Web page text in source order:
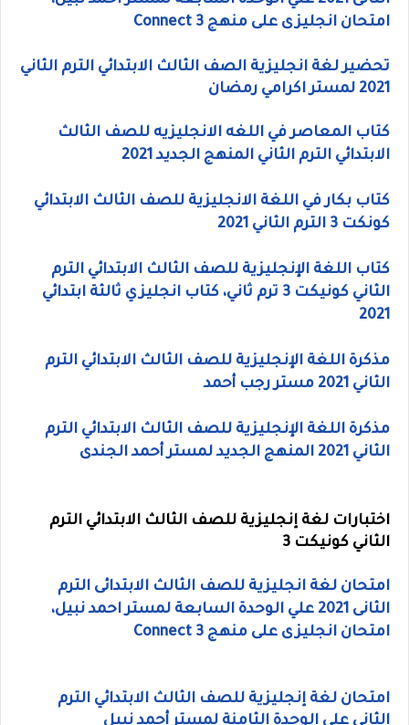
امتحان انجليزى على منهج Connect 3
تحضير لغة انجليزية الصف الثالث الابتدائي الترم الثاني
2021 لمستر اكرامي رمضان
كتاب المعاصر في اللغه الانجليزيه للصف الثالث
الابتدائي الترم الثاني المنهج الجديد 2021
كتاب بكار في اللغة الانجليزية للصف الثالث الابتدائي
كونكت 3 الترم الثاني 2021
كتاب اللغة الإنجليزية للصف الثالث الابتدائي الترم
الثاني كونيكت 3 ترم ثاني، كتاب انجليزي ثالثة ابتدائي
2021
مذكرة اللغة الإنجليزية للصف الثالث الابتدائي الترم
الثاني 2021 مستر رجب أحمد
مذكرة اللغة الإنجليزية للصف الثالث الابتدائي الترم
الثاني 2021 المنهج الجديد لمستر أحمد الجندى
اختبارات لغة إنجليزية للصف الثالث الابتدائي الترم
الثاني كونيكت 3
امتحان لغة انجليزية للصف الثالث الابتدائى الترم
الثانى 2021 علي الوحدة السابعة لمستر احمد نبيل،
امتحان انجليزى على منهج Connect 3
امتحان لغة إنجليزية للصف الثالث الابتدائي الترم
الثاني علي الوحدة الثامنة لمستر أحمد نبيل